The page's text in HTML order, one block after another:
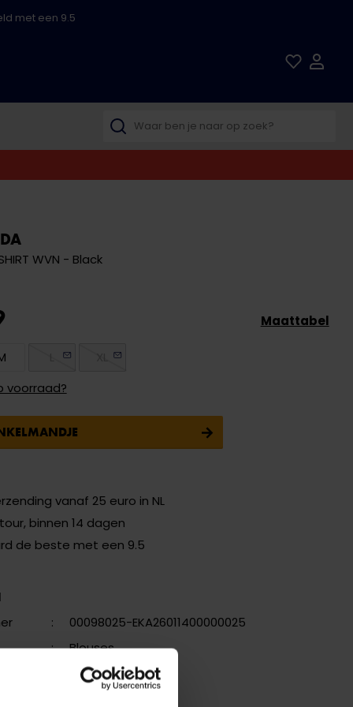
met een 9.5
WVN - Black
voorraad?
Maattabel
vanaf 25 euro in NL
binnen 14 dagen
de beste met een 9.5
:
00098025-EKA26011400000025
:
Blouses
Black